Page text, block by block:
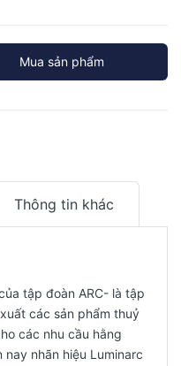
Mua sản phẩm
Thông tin khác
tập đoàn ARC- là tập
các sản phẩm thuỷ
các nhu cầu hằng
nhãn hiệu Luminarc